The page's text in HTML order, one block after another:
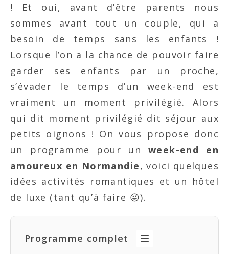
! Et oui, avant d’être parents nous
sommes avant tout un couple, qui a
besoin de temps sans les enfants !
Lorsque l’on a la chance de pouvoir faire
garder ses enfants par un proche,
s’évader le temps d’un week-end est
vraiment un moment privilégié. Alors
qui dit moment privilégié dit séjour aux
petits oignons ! On vous propose donc
un programme pour un week-end en
amoureux en Normandie, voici quelques
idées activités romantiques et un hôtel
de luxe (tant qu’à faire 😜).
Programme complet